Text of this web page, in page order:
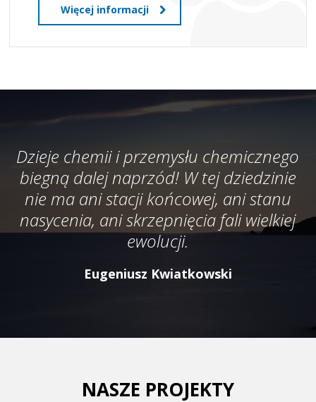
Więcej informacji
Dzieje chemii i przemysłu chemicznego
biegną dalej naprzód! W tej dziedzinie
nie ma ani stacji końcowej, ani stanu
nasycenia, ani skrzepnięcia fali wielkiej
ewolucji.
Eugeniusz Kwiatkowski
NASZE PROJEKTY